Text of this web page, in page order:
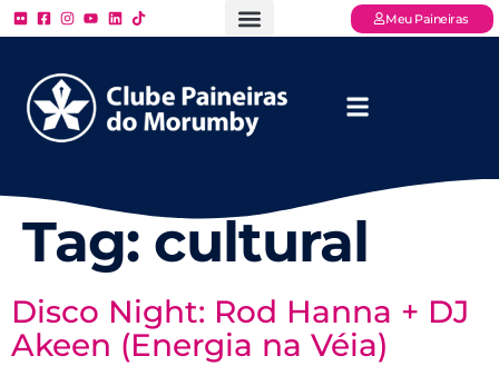
Meu Paineiras
Tag: cultural
Disco Night: Rod Hanna + DJ
Akeen (Energia na Véia)